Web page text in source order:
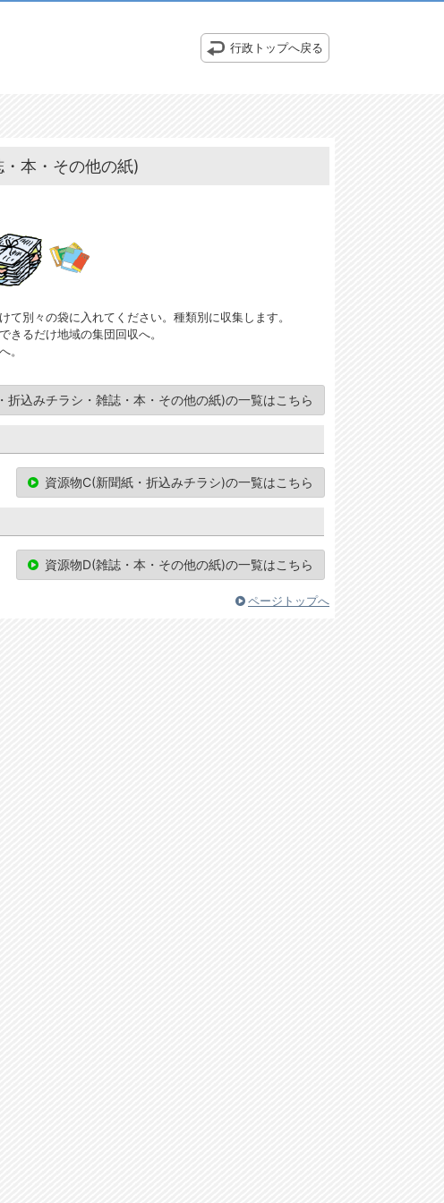
行政トップへ戻る
本・その他の紙)
別々の袋に入れてください。種類別に収集します。
るだけ地域の集団回収へ。
。
折込みチラシ・雑誌・本・その他の紙)の一覧はこちら
資源物C(新聞紙・折込みチラシ)の一覧はこちら
資源物D(雑誌・本・その他の紙)の一覧はこちら
ページトップへ